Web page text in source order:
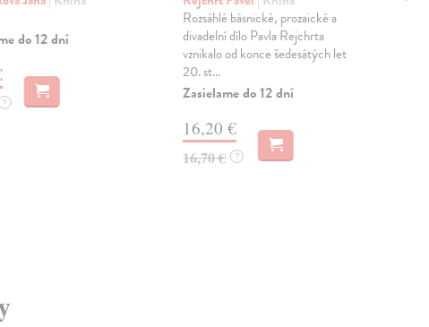
do 12 dní
?
Rozsáhlé básnické, prozaické a
divadelní dílo Pavla Rejchrta
vznikalo od konce šedesátých let
20. st...
Zasielame do 12 dní
16,20 €
16,70 € ?